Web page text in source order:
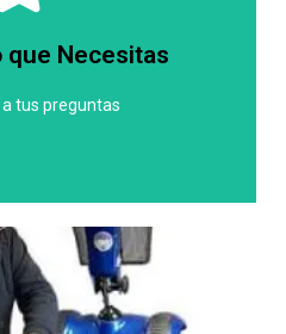
que Necesitas
tus preguntas
eléctrica, por lo que el
podemos asegurarte